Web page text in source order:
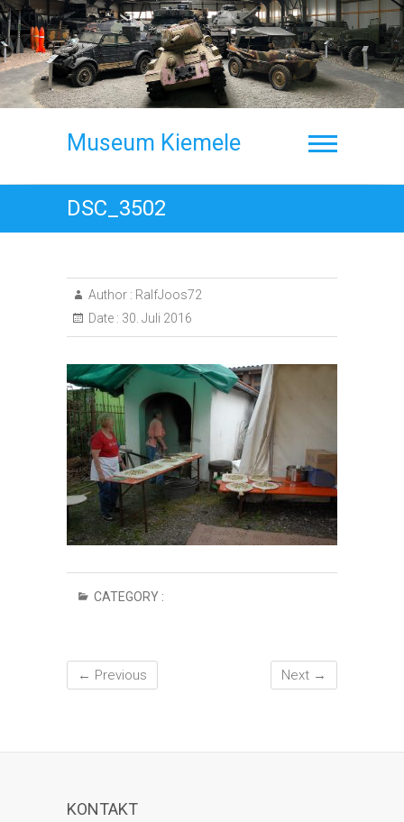
Skip
to
content
Museum Kiemele
DSC_3502
Author : RalfJoos72
Date : 30. Juli 2016
CATEGORY :
← Previous Next →
KONTAKT